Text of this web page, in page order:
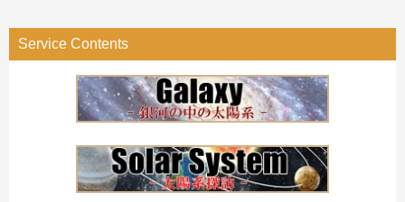
リ
ー
Service Contents